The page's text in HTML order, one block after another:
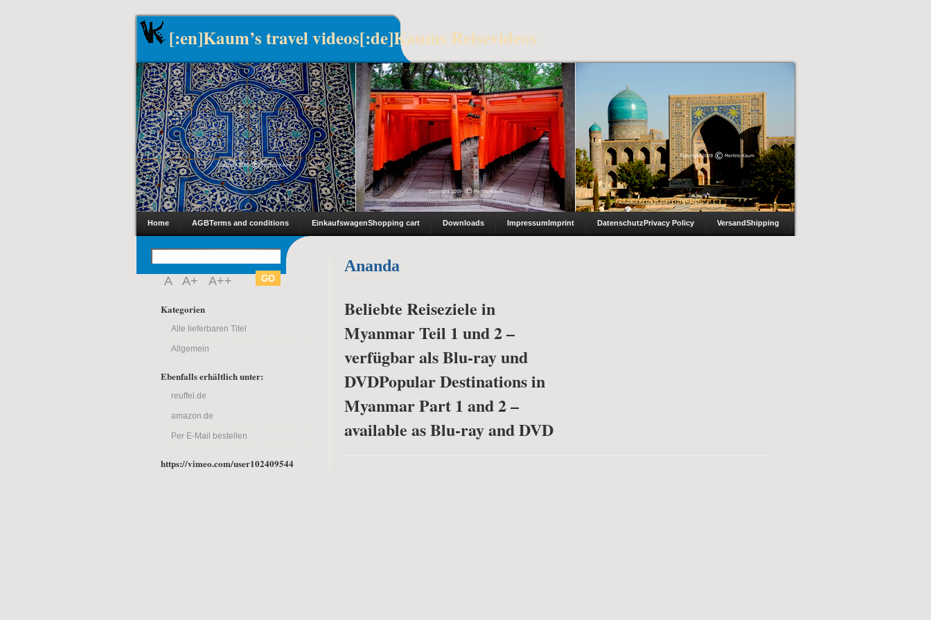
[:en]Kaum’s travel videos[:de]Kaums Reisevideos
Home AGBTerms and conditions EinkaufswagenShopping cart Downloads ImpressumImprint DatenschutzPrivacy Policy VersandShipping
A A+ A++
Kategorien
Alle lieferbaren Titel
Allgemein
Ebenfalls erhältlich unter:
reuffel.de
amazon.de
Per E-Mail bestellen
https://vimeo.com/user102409544
Ananda
Beliebte Reiseziele in
Myanmar Teil 1 und 2 –
verfügbar als Blu-ray und
DVDPopular Destinations in
Myanmar Part 1 and 2 –
available as Blu-ray and DVD